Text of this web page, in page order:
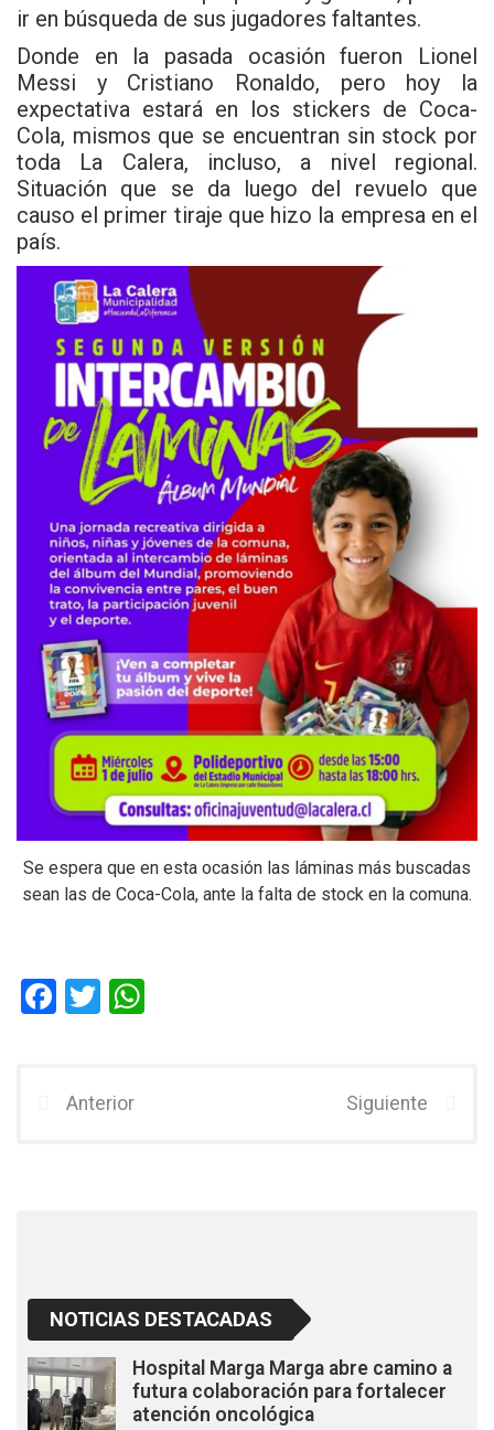
ir en búsqueda de sus jugadores faltantes.
Donde en la pasada ocasión fueron Lionel
Messi y Cristiano Ronaldo, pero hoy la
expectativa estará en los stickers de Coca-
Cola, mismos que se encuentran sin stock por
toda La Calera, incluso, a nivel regional.
Situación que se da luego del revuelo que
causo el primer tiraje que hizo la empresa en el
país.
Se espera que en esta ocasión las láminas más buscadas
sean las de Coca-Cola, ante la falta de stock en la comuna.
F
b
T
er
Anterior Siguiente
NOTICIAS DESTACADAS
Hospital Marga Marga abre camino a
futura colaboración para fortalecer
atención oncológica